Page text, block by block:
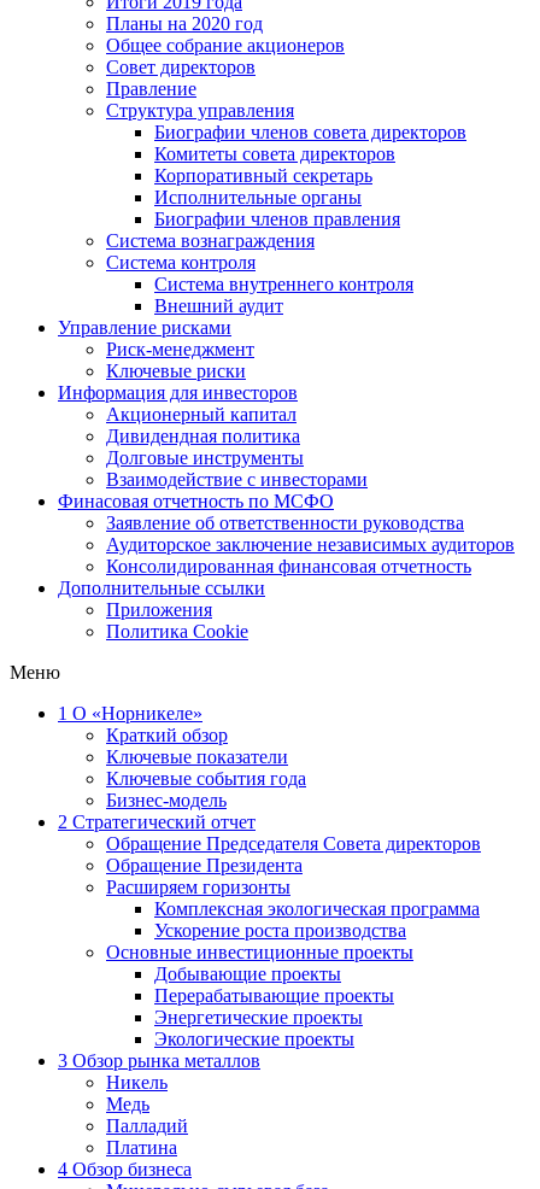
Планы на 2020 год
Общее собрание акционеров
Совет директоров
Правление
Структура управления
Биографии членов совета директоров
Комитеты совета директоров
Корпоративный секретарь
Исполнительные органы
Биографии членов правления
Система вознаграждения
Система контроля
Система внутреннего контроля
Внешний аудит
Управление рисками
Риск-менеджмент
Ключевые риски
Информация для инвесторов
Акционерный капитал
Дивидендная политика
Долговые инструменты
Взаимодействие с инвеcторами
Финасовая отчетность по МСФО
Заявление об ответственности руководства
Аудиторское заключение независимых аудиторов
Консолидированная финансовая отчетность
Дополнительные ссылки
Приложения
Политика Cookie
Меню
1 О «Норникеле»
Краткий обзор
Ключевые показатели
Ключевые события года
Бизнес-модель
2 Стратегический отчет
Обращение Председателя Совета директоров
Обращение Президента
Расширяем горизонты
Комплексная экологическая программа
Ускорение роста производства
Основные инвестиционные проекты
Добывающие проекты
Перерабатывающие проекты
Энергетические проекты
Экологические проекты
3 Обзор рынка металлов
Никель
Медь
Палладий
Платина
4 Обзор бизнеса